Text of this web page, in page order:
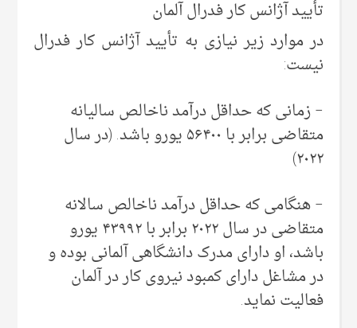
تأیید آژانس کار فدرال آلمان
در موارد زیر نیازی به تأیید آژانس کار فدرال
نیست:
– زمانی که حداقل درآمد ناخالص سالیانه
متقاضی برابر با ۵۶۴۰۰ یورو باشد. (در سال
۲۰۲۲)
– هنگامی که حداقل درآمد ناخالص سالانه
متقاضی در سال ۲۰۲۲ برابر با ۴۳۹۹۲ یورو
باشد، او دارای مدرک دانشگاهی آلمانی بوده و
در مشاغل دارای کمبود نیروی کار در آلمان
فعالیت نماید.